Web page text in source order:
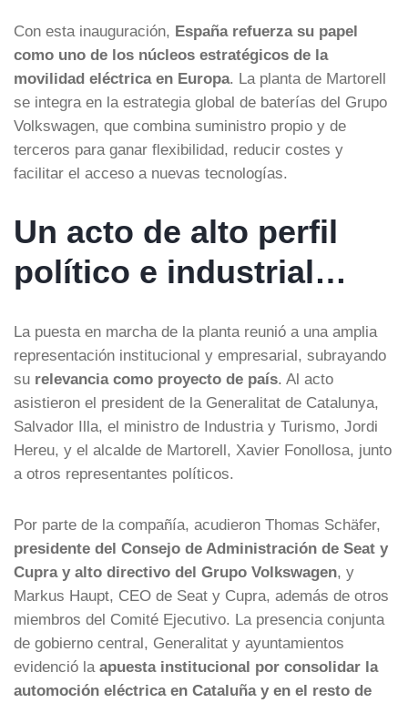
Con esta inauguración, España refuerza su papel
como uno de los núcleos estratégicos de la
movilidad eléctrica en Europa. La planta de Martorell
se integra en la estrategia global de baterías del Grupo
Volkswagen, que combina suministro propio y de
terceros para ganar flexibilidad, reducir costes y
facilitar el acceso a nuevas tecnologías.
Un acto de alto perfil
político e industrial…
La puesta en marcha de la planta reunió a una amplia
representación institucional y empresarial, subrayando
su relevancia como proyecto de país. Al acto
asistieron el president de la Generalitat de Catalunya,
Salvador Illa, el ministro de Industria y Turismo, Jordi
Hereu, y el alcalde de Martorell, Xavier Fonollosa, junto
a otros representantes políticos.
Por parte de la compañía, acudieron Thomas Schäfer,
presidente del Consejo de Administración de Seat y
Cupra y alto directivo del Grupo Volkswagen, y
Markus Haupt, CEO de Seat y Cupra, además de otros
miembros del Comité Ejecutivo. La presencia conjunta
de gobierno central, Generalitat y ayuntamientos
evidenció la apuesta institucional por consolidar la
automoción eléctrica en Cataluña y en el resto de